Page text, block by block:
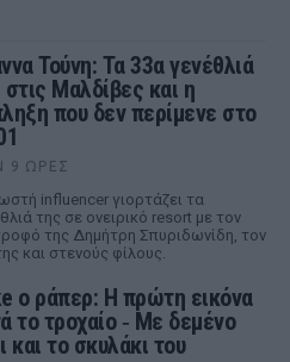
Τούνη: Τα 33α γενέθλιά
στις Μαλδίβες και η
που δεν περίμενε στο
9 ΏΡΕΣ
influencer γιορτάζει τα
της σε ονειρικό resort με τον
της Δημήτρη Σπυριδωνίδη, τον
και στενούς φίλους.
ο ράπερ: Η πρώτη εικόνα
το τροχαίο ‑ Με δεμένο
και το σκυλάκι του